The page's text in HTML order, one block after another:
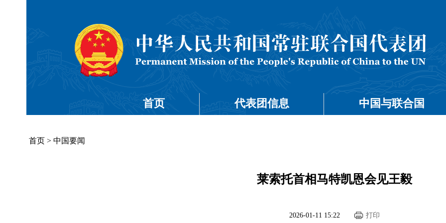
首页 代表团信息 中国与联合国
首页 > 中国要闻
莱索托首相马特凯恩会见王毅
2026-01-11 15:22 打印